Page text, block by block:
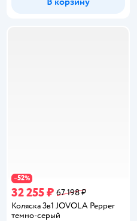
−52%
32 255 ₽ 67 198 ₽
Коляска 3в1 JOVOLA Pepper
темно-серый